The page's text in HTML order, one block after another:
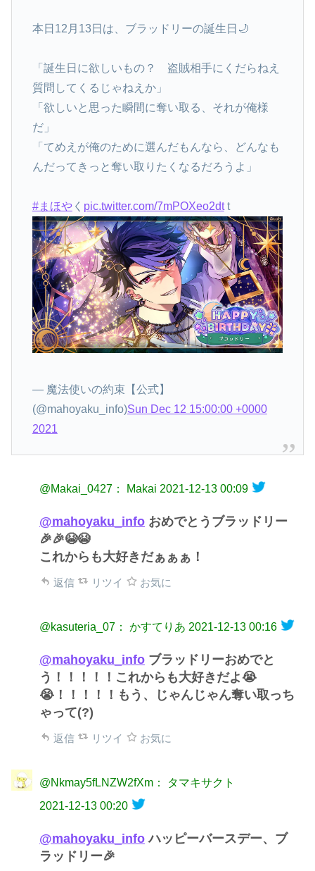
本日12月13日は、ブラッドリーの誕生日🌙
「誕生日に欲しいもの？ 盗賊相手にくだらねえ
質問してくるじゃねえか」
「欲しいと思った瞬間に奪い取る、それが俺様
だ」
「てめえが俺のために選んだもんなら、どんなも
んだってきっと奪い取りたくなるだろうよ」
#まほやく pic.twitter.com/7mPOXeo2dtt
— 魔法使いの約束【公式】
(@mahoyaku_info)Sun Dec 12 15:00:00 +0000
2021
@Makai_0427： Makai 2021-12-13 00:09
@mahoyaku_info おめでとうブラッドリー
🎉🎉😭😭
これからも大好きだぁぁぁ！
返信 リツイ お気に
@kasuteria_07： かすてりあ 2021-12-13 00:16
@mahoyaku_info ブラッドリーおめでと
う！！！！！これからも大好きだよ😭
😭！！！！！もう、じゃんじゃん奪い取っち
ゃって(?)
返信 リツイ お気に
@Nkmay5fLNZW2fXm： タマキサクト
2021-12-13 00:20
@mahoyaku_info ハッピーバースデー、ブ
ラッドリー🎉